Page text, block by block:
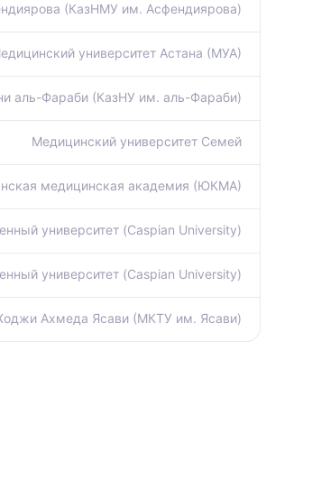
(КазНМУ им. Асфендиярова)
университет Астана (МУА)
аль-Фараби (КазНУ им. аль-Фараби)
Медицинский университет Семей
медицинская академия (ЮКМА)
университет (Caspian University)
университет (Caspian University)
Ахмеда Ясави (МКТУ им. Ясави)